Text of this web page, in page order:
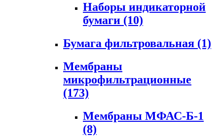
Наборы индикаторной
бумаги (10)
Бумага фильтровальная (1)
Мембраны
микрофильтрационные
(173)
Мембраны МФАС-Б-1
(8)